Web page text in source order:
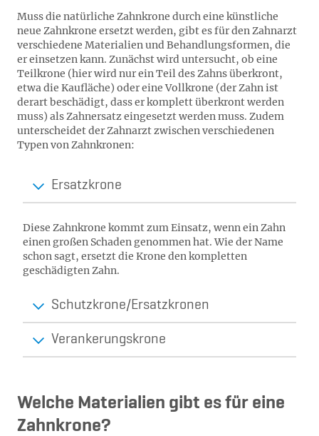
Muss die natürliche Zahnkrone durch eine künstliche
neue Zahnkrone ersetzt werden, gibt es für den Zahnarzt
verschiedene Materialien und Behandlungsformen, die
er einsetzen kann. Zunächst wird untersucht, ob eine
Teilkrone (hier wird nur ein Teil des Zahns überkront,
etwa die Kaufläche) oder eine Vollkrone (der Zahn ist
derart beschädigt, dass er komplett überkront werden
muss) als Zahnersatz eingesetzt werden muss. Zudem
unterscheidet der Zahnarzt zwischen verschiedenen
Typen von Zahnkronen:
Ersatzkrone
Diese Zahnkrone kommt zum Einsatz, wenn ein Zahn
einen großen Schaden genommen hat. Wie der Name
schon sagt, ersetzt die Krone den kompletten
geschädigten Zahn.
Schutzkrone/Ersatzkronen
Verankerungskrone
Welche Materialien gibt es für eine
Zahnkrone?